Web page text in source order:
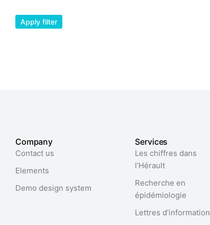
Apply filter
Company
Contact us
Elements
Demo design system
Services
Les chiffres dans
l’Hérault​
Recherche en
épidémiologie
Lettres d’information